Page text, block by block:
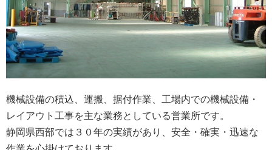
機械設備の積込、運搬、据付作業、工場内での機械設備・
レイアウト工事を主な業務としている営業所です。
静岡県西部では３０年の実績があり、安全・確実・迅速な